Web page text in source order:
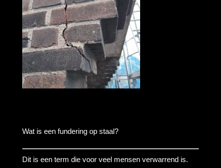
Wat is een fundering op staal?
Dit is een term die voor veel mensen verwarrend is.